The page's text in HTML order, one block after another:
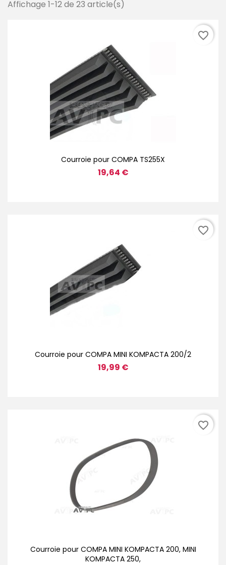
Affichage 1-12 de 23 article(s)
Courroie pour COMPA TS255X
19,64 €
favorite_border
Courroie pour COMPA MINI KOMPACTA 200/2
19,99 €
favorite_border
Courroie pour COMPA MINI KOMPACTA 200, MINI
KOMPACTA 250,
favorite_border